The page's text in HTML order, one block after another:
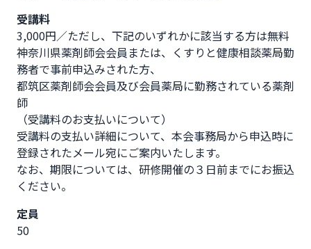
受講料
3,000円／ただし、下記のいずれかに該当する方は無料
神奈川県薬剤師会会員または、くすりと健康相談薬局勤
務者で事前申込みされた方、
都筑区薬剤師会会員及び会員薬局に勤務されている薬剤
師
（受講料のお支払いについて）
受講料の支払い詳細について、本会事務局から申込時に
登録されたメール宛にご案内いたします。
なお、期限については、研修開催の３日前までにお振込
ください。
定員
50